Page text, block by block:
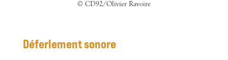
© CD92/Olivier Ravoire
Déferlement sonore